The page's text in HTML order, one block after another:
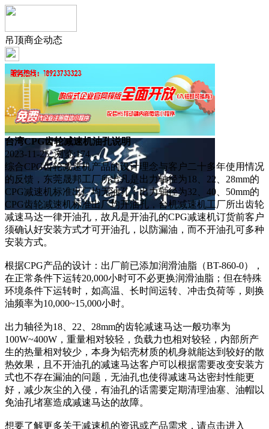
吊顶商企动态
台湾CPG齿轮减速机油孔说明
2023-11-25 浏览:174
综合CPG齿轮减速机产品的设计理念与客户二十多年使用情况
的反馈，东莞晟邦工厂所出凡是出力轴径为18、22、28mm的
CPG减速机标准出厂均无油孔；出力轴径为32、40、50mm的
CPG齿轮减速机标准出厂均开油孔，台机减速机工厂所出齿轮
减速马达一律开油孔，故凡是开油孔的CPG减速机订货前客户
须确认好安装方式才可开油孔，以防漏油，而不开油孔可多种
安装方式。
根据CPG产品的设计：出厂前已添加润滑油脂（BT-860-0），
在正常条件下运转20,000小时可不必更换润滑油脂；但在特殊
环境条件下运转时，如高温、长时间运转、冲击负荷等，则换
油频率为10,000~15,000小时。
出力轴径为18、22、28mm的齿轮减速马达一般功率为
100W~400W，重量相对较轻，负载力也相对较轻，内部所产
生的热量相对较少，本身为铝壳材质的机身就能达到较好的散
热效果，且不开油孔的减速马达客户可以根据需要改变安装方
式也不存在漏油的问题，无油孔也使得减速马达密封性能更
好，减少灰尘的入侵，有油孔的话需要定期清理油塞、油帽以
免油孔堵塞造成减速马达的故障。
想要了解更多关于减速机的资讯或产品需求，请点击进入